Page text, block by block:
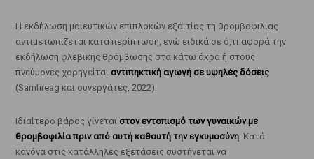
Η εκδήλωση μαιευτικών επιπλοκών εξαιτίας τη θρομβοφιλίας
αντιμετωπίζεται κατά περίπτωση, ενώ ειδικά σε ό,τι αφορά την
εκδήλωση φλεβικής θρόμβωσης στα κάτω άκρα ή στους
πνεύμονες χορηγείται αντιπηκτική αγωγή σε υψηλές δόσεις
(Samfireag και συνεργάτες, 2022).
Ιδιαίτερο βάρος γίνεται στον εντοπισμό των γυναικών με
θρομβοφιλία πριν από αυτή καθαυτή την εγκυμοσύνη. Κατά
κανόνα στις κατάλληλες εξετάσεις συστήνεται να